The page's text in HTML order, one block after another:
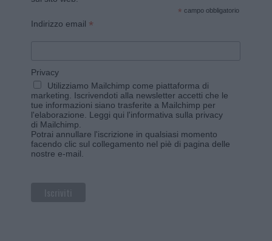
* campo obbligatorio
Indirizzo email *
Privacy
Utilizziamo Mailchimp come piattaforma di
marketing. Iscrivendoti alla newsletter accetti che le
tue informazioni siano trasferite a Mailchimp per
l'elaborazione. Leggi qui l'informativa sulla privacy
di Mailchimp
Potrai annullare l'iscrizione in qualsiasi momento
facendo clic sul collegamento nel piè di pagina delle
nostre e-mail.